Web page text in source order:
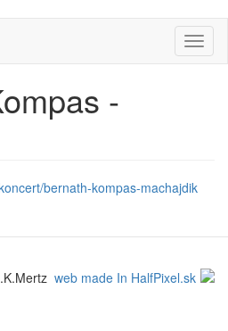
-
bernath-kompas-machajdik
web made In HalfPixel.sk